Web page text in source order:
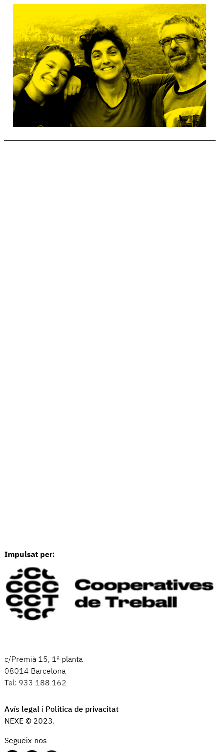
Impulsat per:
c/Premià 15, 1ª planta
08014 Barcelona
Tel: 933 188 162
Avís legali Política de privacitat
NEXE © 2023.
Segueix-nos